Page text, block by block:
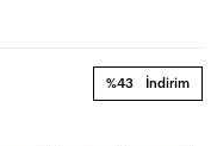
%43 İndirim